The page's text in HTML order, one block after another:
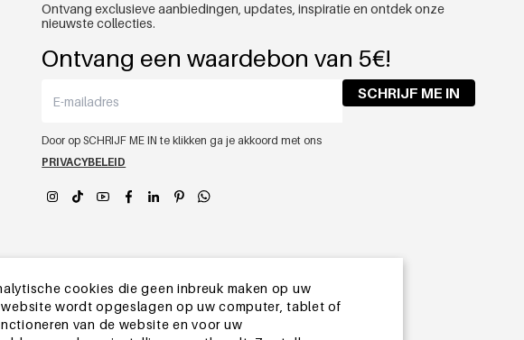
cookies die geen inbreuk maken op uw
wordt opgeslagen op uw computer, tablet of
van de website en voor uw
Ontvang exclusieve aanbiedingen, updates, inspiratie en ontdek onze
nieuwste collecties.
Ontvang een waardebon van 5€!
SCHRIJF ME IN
Door op SCHRIJF ME IN te klikken ga je akkoord met ons
PRIVACYBELEID
YEHWANG app